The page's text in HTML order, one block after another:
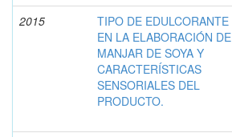
2015
TIPO DE EDULCORANTE
EN LA ELABORACIÓN DE
MANJAR DE SOYA Y
CARACTERÍSTICAS
SENSORIALES DEL
PRODUCTO.